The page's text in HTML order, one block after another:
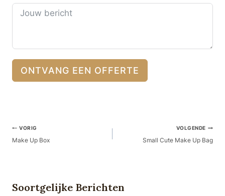
ONTVANG EEN OFFERTE
Berichtnavigatie
VORIG
Make Up Box
VOLGENDE
Small Cute Make Up Bag
Soortgelijke Berichten